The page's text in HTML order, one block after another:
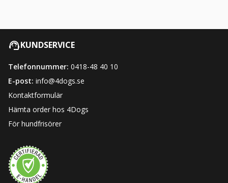
KUNDSERVICE
Telefonnummer: 0418-48 40 10
E-post: info@4dogs.se
Kontaktformulär
Hämta order hos 4Dogs
För hundfrisörer